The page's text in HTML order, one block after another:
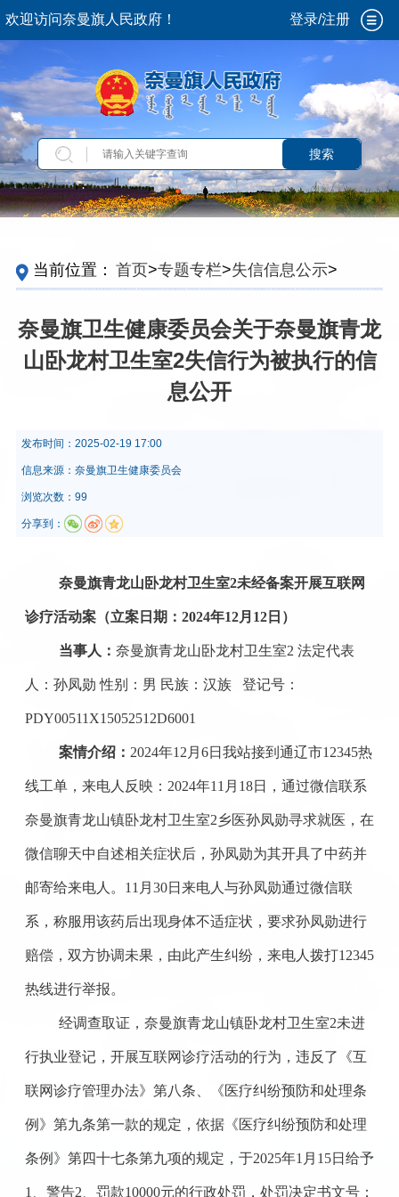
欢迎访问奈曼旗人民政府！ 登录/注册
搜索
当前位置： 首页>专题专栏>失信信息公示>
信被执行人名单
奈曼旗卫生健康委员会关于奈曼旗青龙
山卧龙村卫生室2失信行为被执行的信
息公开
发布时间： 2025-02-19 17:00
信息来源： ​奈曼旗卫生健康委员会
浏览次数：99
分享到：
奈曼旗青龙山卧龙村卫生室2未经备案开展互联网
诊疗活动案（立案日期：2024年12月12日）
当事人：奈曼旗青龙山卧龙村卫生室2 法定代表
人：孙凤勋 性别：男 民族：汉族 登记号：
PDY00511X15052512D6001
案情介绍： 2024年12月6日我站接到通辽市12345热
线工单，来电人反映：2024年11月18日，通过微信联系
奈曼旗青龙山镇卧龙村卫生室2乡医孙凤勋寻求就医，在
微信聊天中自述相关症状后，孙凤勋为其开具了中药并
邮寄给来电人。11月30日来电人与孙凤勋通过微信联
系，称服用该药后出现身体不适症状，要求孙凤勋进行
赔偿，双方协调未果，由此产生纠纷，来电人拨打12345
热线进行举报。
经调查取证，奈曼旗青龙山镇卧龙村卫生室2未进
行执业登记，开展互联网诊疗活动的行为，违反了《互
联网诊疗管理办法》第八条、《医疗纠纷预防和处理条
例》第九条第一款的规定，依据《医疗纠纷预防和处理
条例》第四十七条第九项的规定，于2025年1月15日给予
1、警告2、罚款10000元的行政处罚，处罚决定书文号：